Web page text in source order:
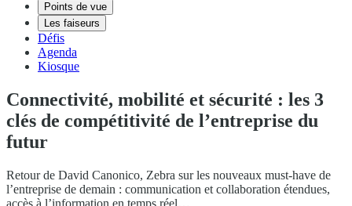
Points de vue
Les faiseurs
Défis
Agenda
Kiosque
Connectivité, mobilité et sécurité : les 3
clés de compétitivité de l’entreprise du
futur
Retour de David Canonico, Zebra sur les nouveaux must-have de
l’entreprise de demain : communication et collaboration étendues,
accès à l’information en temps réel…